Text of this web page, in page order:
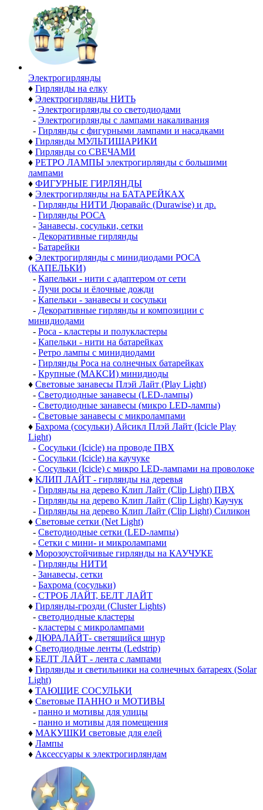
Электро­гирлянды
♦ Гирлянды на елку
♦ Электрогирлянды НИТЬ
- Электрогирлянды со светодиодами
- Электрогирлянды с лампами накаливания
- Гирлянды с фигурными лампами и насадками
♦ Гирлянды МУЛЬТИШАРИКИ
♦ Гирлянды со СВЕЧАМИ
♦ РЕТРО ЛАМПЫ электрогирлянды с большими
лампами
♦ ФИГУРНЫЕ ГИРЛЯНДЫ
♦ Электрогирлянды на БАТАРЕЙКАХ
- Гирлянды НИТИ Дюравайс (Durawise) и др.
- Гирлянды РОСА
- Занавесы, сосульки, сетки
- Декоративные гирлянды
- Батарейки
♦ Электрогирлянды с минидиодами РОСА
(КАПЕЛЬКИ)
- Капельки - нити с адаптером от сети
- Лучи росы и ёлочные дожди
- Капельки - занавесы и сосульки
- Декоративные гирлянды и композиции с
минидиодами
- Роса - кластеры и полукластеры
- Капельки - нити на батарейках
- Ретро лампы с минидиодами
- Гирлянды Роса на солнечных батарейках
- Крупные (МАКСИ) минидиоды
♦ Световые занавесы Плэй Лайт (Play Light)
- Светодиодные занавесы (LED-лампы)
- Светодиодные занавесы (микро LED-лампы)
- Световые занавесы с микролампами
♦ Бахрома (сосульки) Айсикл Плэй Лайт (Icicle Play
Light)
- Сосульки (Icicle) на проводе ПВХ
- Сосульки (Icicle) на каучуке
- Сосульки (Icicle) с микро LED-лампами на проволоке
♦ КЛИП ЛАЙТ - гирлянды на деревья
- Гирлянды на дерево Клип Лайт (Clip Light) ПВХ
- Гирлянды на дерево Клип Лайт (Clip Light) Каучук
- Гирлянды на дерево Клип Лайт (Clip Light) Силикон
♦ Световые сетки (Net Light)
- Светодиодные сетки (LED-лампы)
- Сетки с мини- и микролампами
♦ Морозоустойчивые гирлянды на КАУЧУКЕ
- Гирлянды НИТИ
- Занавесы, сетки
- Бахрома (сосульки)
- СТРОБ ЛАЙТ, БЕЛТ ЛАЙТ
♦ Гирлянды-грозди (Cluster Lights)
- светодиодные кластеры
- кластеры с микролампами
♦ ДЮРАЛАЙТ- светящийся шнур
♦ Светодиодные ленты (Ledstrip)
♦ БЕЛТ ЛАЙТ - лента с лампами
♦ Гирлянды и светильники на солнечных батареях (Solar
Light)
♦ ТАЮЩИЕ СОСУЛЬКИ
♦ Световые ПАННО и МОТИВЫ
- панно и мотивы для улицы
- панно и мотивы для помещения
♦ МАКУШКИ световые для елей
♦ Лампы
♦ Аксессуары к электрогирляндам